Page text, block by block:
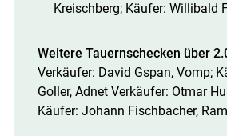
Kreischberg; Käufer: Willibald
Weitere Tauernschecken über
Verkäufer: David Gspan, Vomp;
Goller, Adnet Verkäufer: Otmar
Käufer: Johann Fischbacher,